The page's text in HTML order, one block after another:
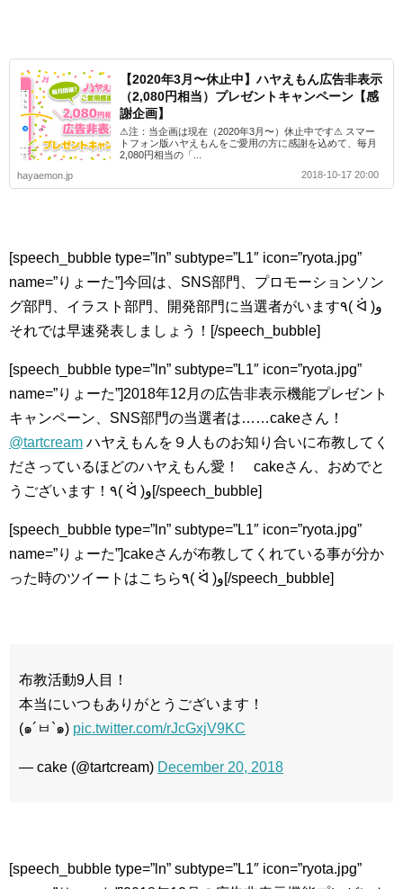
【2020年3月〜休止中】ハヤえもん広告非表示
（2,080円相当）プレゼントキャンペーン【感
謝企画】
⚠︎注：当企画は現在（2020年3月〜）休止中です⚠︎ スマー
トフォン版ハヤえもんをご愛用の方に感謝を込めて、毎月
2,080円相当の「...
hayaemon.jp
2018-10-17 20:00
[speech_bubble type=”ln” subtype=”L1″ icon=”ryota.jpg”
name=”りょーた”]今回は、SNS部門、プロモーションソン
グ部門、イラスト部門、開発部門に当選者がいます٩( ᐛ )و
それでは早速発表しましょう！[/speech_bubble]
[speech_bubble type=”ln” subtype=”L1″ icon=”ryota.jpg”
name=”りょーた”]2018年12月の広告非表示機能プレゼント
キャンペーン、SNS部門の当選者は……cakeさん！
@tartcream ハヤえもんを９人ものお知り合いに布教してく
ださっているほどのハヤえもん愛！ cakeさん、おめでと
うございます！٩( ᐛ )و[/speech_bubble]
[speech_bubble type=”ln” subtype=”L1″ icon=”ryota.jpg”
name=”りょーた”]cakeさんが布教してくれている事が分か
った時のツイートはこちら٩( ᐛ )و[/speech_bubble]
布教活動9人目！
本当にいつもありがとうございます！
(๑´ㅂ`๑) pic.twitter.com/rJcGxjV9KC
— cake (@tartcream) December 20, 2018
[speech_bubble type=”ln” subtype=”L1″ icon=”ryota.jpg”